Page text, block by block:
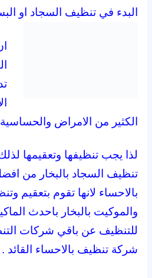
البدء في تنظيف السجاد او
الكثير من الامراض والحساسية
لذا يجب تنظيفها وتعقيمها
تنظيف السجاد بالبخار من
بالاحساء لانها تقوم بتعقيم
والموكيت بالبخار باحدث
للتنظيف عن باقي شركات
شركة تنظيف بالاحساء القائد .